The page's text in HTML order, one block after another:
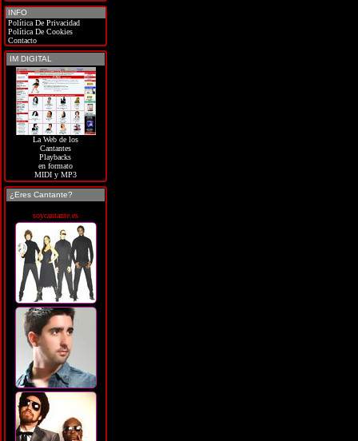
INFO
Política De Privacidad
Política De Cookies
Contacto
IM DIGITAL
La Web de los
Cantantes
Playbacks
en formato
MIDI y MP3
¿Eres Cantante?
soycantante.es